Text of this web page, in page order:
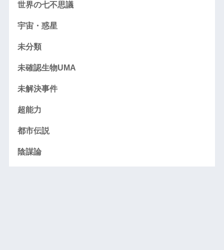
世界の七不思議
宇宙・惑星
未分類
未確認生物UMA
未解決事件
超能力
都市伝説
陰謀論